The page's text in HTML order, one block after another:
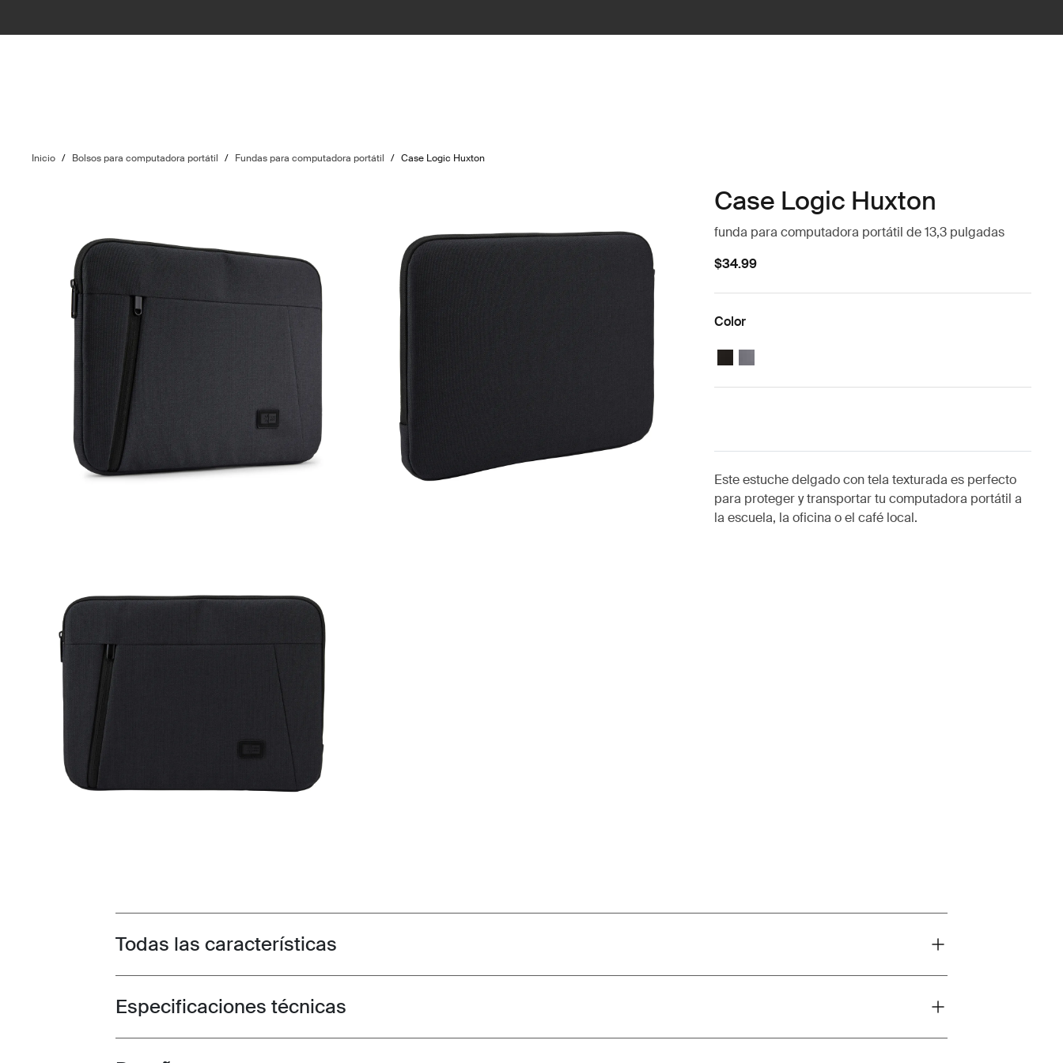
Inicio / Bolsos para computadora portátil / Fundas para computadora portátil / Case Logic Huxton
Case Logic Huxton
funda para computadora portátil de 13,3 pulgadas
$34.99
Color
Case Logic Huxton 13.3" Laptop Sleeve Negro
Case Logic Huxton 13.3" Laptop Sleeve Grafito
Este estuche delgado con tela texturada es perfecto
para proteger y transportar tu computadora portátil a
la escuela, la oficina o el café local.
Toggle features
Todas las características
Toggle techspec
Especificaciones técnicas